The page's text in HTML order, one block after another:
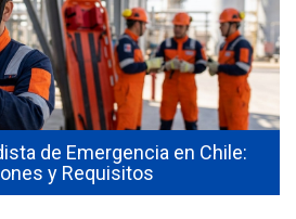
de Emergencia en Chile:
y Requisitos